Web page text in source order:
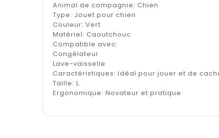
Animal de compagnie: Chien
Type: Jouet pour chien
Couleur: Vert
Matériel: Caoutchouc
Compatible avec:
Congélateur
Lave-vaisselle
Caractéristiques: Idéal pour jouer et de
Taille: L
Ergonomique: Novateur et pratique